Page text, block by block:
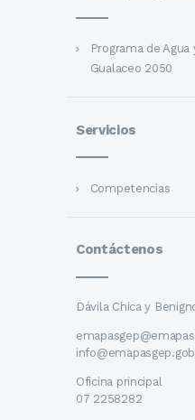
Programa de
Gualaceo 2050
Servicios
Competencias
Contáctenos
Dávila Chica y
Oficina principal
07 2258282